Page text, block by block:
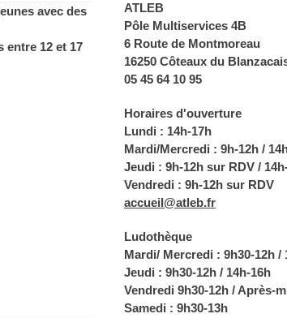
avec des
entre 12 et 17
ATLEB
Pôle Multiservices 4B
6 Route de Montmoreau
16250 Côteaux du
05 45 64 10 95
Horaires d'ouverture
Lundi : 14h-17h
Mardi/Mercredi : 9h-12h /
Jeudi : 9h-12h sur RDV /
Vendredi : 9h-12h sur RDV
accueil@atleb.fr
Ludothèque
Mardi/ Mercredi : 9h30-12h /
Jeudi : 9h30-12h / 14h-16h
Vendredi 9h30-12h / Après-
Samedi : 9h30-13h